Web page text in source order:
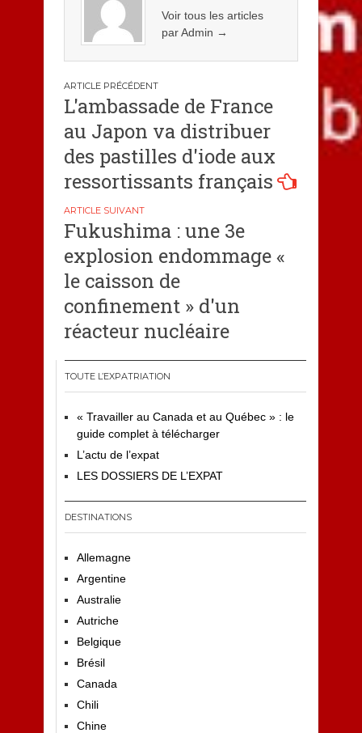
Voir tous les articles
par Admin →
Navigation
de
l’article
L'ambassade de France
au Japon va distribuer
des pastilles d'iode aux
ressortissants français
Fukushima : une 3e
explosion endommage «
le caisson de
confinement » d'un
réacteur nucléaire
TOUTE L’EXPATRIATION
« Travailler au Canada et au Québec » : le
guide complet à télécharger
L’actu de l’expat
LES DOSSIERS DE L’EXPAT
DESTINATIONS
Allemagne
Argentine
Australie
Autriche
Belgique
Brésil
Canada
Chili
Chine